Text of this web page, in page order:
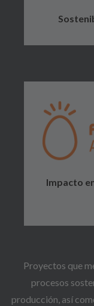
Impacto
Proyectos que
procesos
producción, así